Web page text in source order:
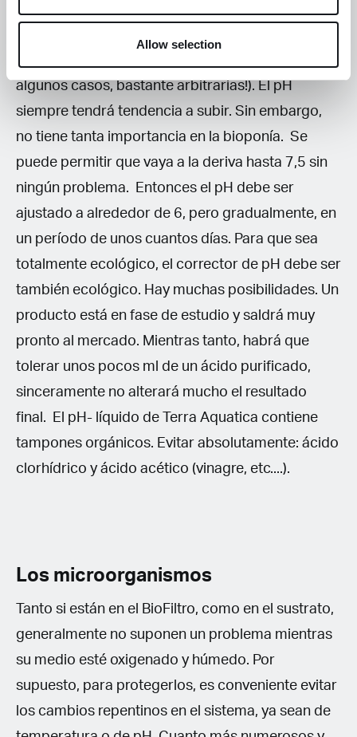
Allow selection
que pueden ser certificados como orgánicos, no
algunos casos, bastante arbitrarias!). El pH
siempre tendrá tendencia a subir. Sin embargo,
no tiene tanta importancia en la bioponía. Se
puede permitir que vaya a la deriva hasta 7,5 sin
ningún problema. Entonces el pH debe ser
ajustado a alrededor de 6, pero gradualmente, en
un período de unos cuantos días. Para que sea
totalmente ecológico, el corrector de pH debe ser
también ecológico. Hay muchas posibilidades. Un
producto está en fase de estudio y saldrá muy
pronto al mercado. Mientras tanto, habrá que
tolerar unos pocos ml de un ácido purificado,
sinceramente no alterará mucho el resultado
final. El pH- líquido de Terra Aquatica contiene
tampones orgánicos. Evitar absolutamente: ácido
clorhídrico y ácido acético (vinagre, etc....).
Los microorganismos
Tanto si están en el BioFiltro, como en el sustrato,
generalmente no suponen un problema mientras
su medio esté oxigenado y húmedo. Por
supuesto, para protegerlos, es conveniente evitar
los cambios repentinos en el sistema, ya sean de